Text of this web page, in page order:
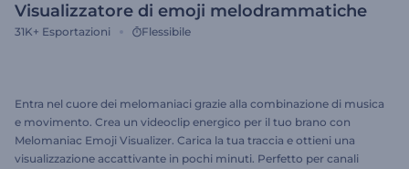
Visualizzatore di emoji melodrammatiche
31K+ Esportazioni Flessibile
Entra nel cuore dei melomaniaci grazie alla combinazione di musica
e movimento. Crea un videoclip energico per il tuo brano con
Melomaniac Emoji Visualizer. Carica la tua traccia e ottieni una
visualizzazione accattivante in pochi minuti. Perfetto per canali